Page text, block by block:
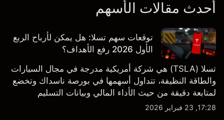
أحدث مقالات الأسهم
توقعات سهم تسلا: هل يمكن لأرباح الربع
الأول 2026 رفع الأهداف؟
تسلا (TSLA) هي شركة أمريكية مدرجة في مجال السيارات
والطاقة النظيفة، تتداول أسهمها في بورصة ناسداك وتخضع
لمتابعة دقيقة من حيث الأداء المالي وبيانات التسليم
والتطورات في التكنولوجيا والتصنيع. استكشف أهداف أسعار
17:28, 23 فبراير 2026